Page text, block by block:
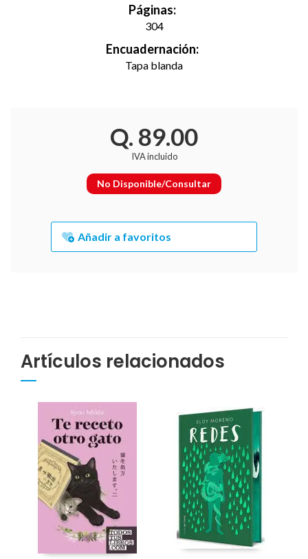
Páginas:
304
Encuadernación:
Tapa blanda
Q. 89.00
IVA incluido
No Disponible/Consultar
Añadir a favoritos
Artículos relacionados